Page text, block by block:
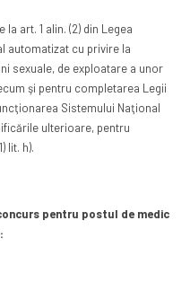
art. 1 alin. (2) din Legea
automatizat cu privire la
sexuale, de exploatare a unor
şi pentru completarea Legii
Sistemului Naţional
ulterioare, pentru
lit. h).
pentru postul de medic